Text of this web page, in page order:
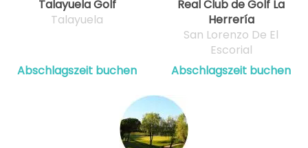
Talayuela Golf
Talayuela
Abschlagszeit buchen
Real Club de Golf La
Herrería
San Lorenzo De El
Escorial
Abschlagszeit buchen